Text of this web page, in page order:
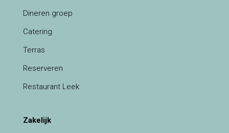
Dineren groep
Catering
Terras
Reserveren
Restaurant Leek
Zakelijk